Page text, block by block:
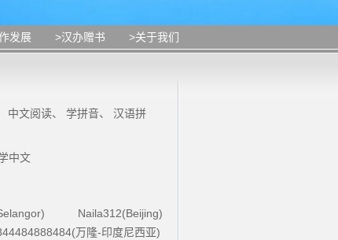
发展 >汉办赠书 >关于我们
中文阅读、 学拼音、 汉语拼
中文
Naila312(Beijing)
万隆-印度尼西亚)